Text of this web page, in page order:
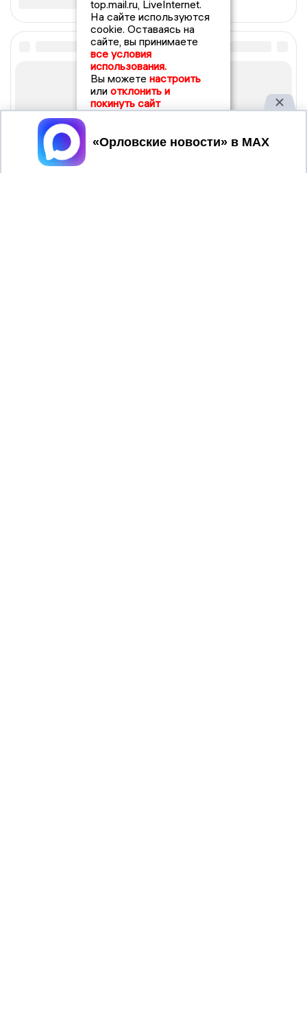
top.mail.ru, LiveInternet.
На сайте используются
cookie. Оставаясь на
сайте, вы принимаете
все условия
использования.
Вы можете настроить
или отклонить и
покинуть сайт
Принять